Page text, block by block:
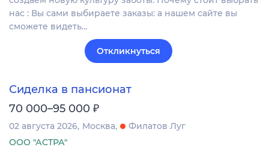
нас : Вы сами выбираете заказы: а нашем сайте вы
сможете видеть…
Откликнуться
Сиделка в пансионат
70 000–95 000 ₽
02 августа 2026 Москва
Филатов Луг
ООО "АСТРА"